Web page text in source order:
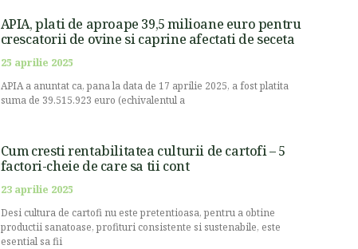
APIA, plati de aproape 39,5 milioane euro pentru
crescatorii de ovine si caprine afectati de seceta
25 aprilie 2025
APIA a anuntat ca, pana la data de 17 aprilie 2025, a fost platita
suma de 39.515.923 euro (echivalentul a
Cum cresti rentabilitatea culturii de cartofi – 5
factori-cheie de care sa tii cont
23 aprilie 2025
Desi cultura de cartofi nu este pretentioasa, pentru a obtine
productii sanatoase, profituri consistente si sustenabile, este
esential sa fii